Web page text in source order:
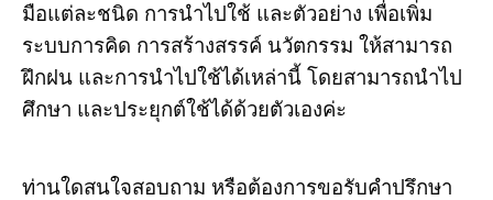
มือแต่ละชนิด การนำไปใช้ และตัวอย่าง เพื่อเพิ่ม
ระบบการคิด การสร้างสรรค์ นวัตกรรม ให้สามารถ
ฝึกฝน และการนำไปใช้ได้เหล่านี้ โดยสามารถนำไป
ศึกษา และประยุกต์ใช้ได้ด้วยตัวเองค่ะ
ท่านใดสนใจสอบถาม หรือต้องการขอรับคำปรึกษา